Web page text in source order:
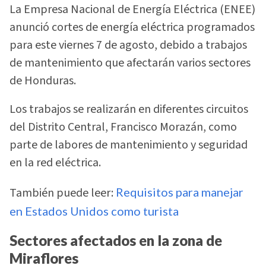
La Empresa Nacional de Energía Eléctrica (ENEE)
anunció cortes de energía eléctrica programados
para este viernes 7 de agosto, debido a trabajos
de mantenimiento que afectarán varios sectores
de Honduras.
Los trabajos se realizarán en diferentes circuitos
del Distrito Central, Francisco Morazán, como
parte de labores de mantenimiento y seguridad
en la red eléctrica.
También puede leer: Requisitos para manejar
en Estados Unidos como turista
Sectores afectados en la zona de
Miraflores